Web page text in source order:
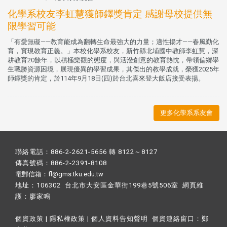
化學系校友李虹慧獲師鐸獎肯定 感謝母校提供無
限學習可能
「有愛無礙——教育能成為翻轉生命最強大的力量；適性揚才——春風勤化
育，實現教育正義。」本校化學系校友，新竹縣北埔國中教師李虹慧，深
耕教育20餘年，以積極樂觀的態度，與活潑創意的教育熱忱，帶領偏鄉學
生戰勝資源困境，展現優異的學習成果，其傑出的教學成就，榮獲2025年
師鐸獎的肯定，於114年9月18日(四)於台北喜來登大飯店接受表揚。
更多化學系系友會
聯絡電話：886-2-2621-5656 轉 8122～8127
傳真號碼：886-2-2391-8108
電郵信箱：fl@gms.tku.edu.tw
地址：106302 台北市大安區金華街199巷5號506室 網頁維
護： 廖家鳴​
個資政策 | 隱私權政策 | 個人資料告知聲明 個資連絡窗口： 鄭